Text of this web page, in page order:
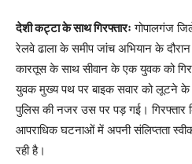
देशी कट्टा के साथ गिरफ्तारः गोपालगंज
रेलवे ढाला के समीप जांच अभियान के
कारतूस के साथ सीवान के एक युवक को
युवक मुख्य पथ पर बाइक सवार को लूटने के
पुलिस की नजर उस पर पड़ गई।
आपराधिक घटनाओं में अपनी संलिप्तता
रही है।